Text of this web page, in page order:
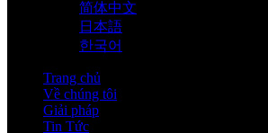
简体中文
日本語
한국어
Trang chủ
Về chúng tôi
Giải pháp
Tin Tức